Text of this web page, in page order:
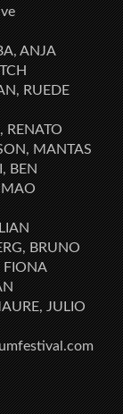
ANJA
RUEDE
RENATO
MANTAS
BEN
MAO
BRUNO
FIONA
JULIO